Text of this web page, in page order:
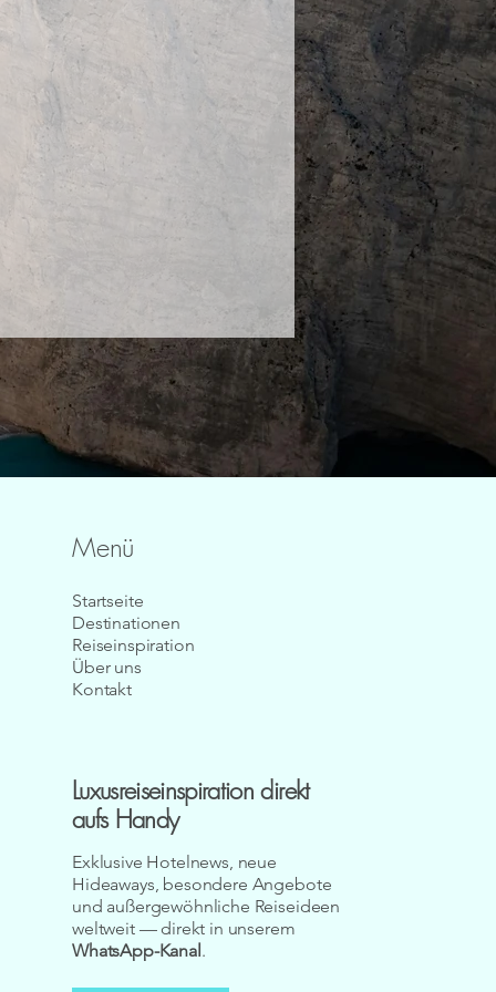
Menü
Startseite
Destinationen
Reiseinspiration
Über uns
Kontakt
Luxusreiseinspiration direkt
aufs Handy
Exklusive Hotelnews, neue
Hideaways, besondere Angebote
und außergewöhnliche Reiseideen
weltweit — direkt in unserem
WhatsApp-Kanal.